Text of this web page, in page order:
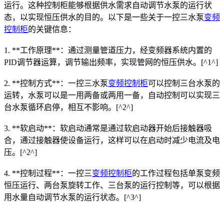
运行。这种控制柜能够根据供水需求自动调节水泵的运行状
态，以实现恒压供水的目的。以下是一些关于一控三水泵变频
控制柜的关键信息：
1. **工作原理**：通过测量管道压力，经变频器系统内置的
PID调节器运算，调节输出频率，实现管网的恒压供水。[^1^]
2. **控制方式**：一控三水泵变频控制柜可以控制三台水泵的
运转，水泵可以是一用两备或两用一备，自动控制可以实现三
台水泵循环启停，相互不影响。[^2^]
3. **软启动**：软启动通常是通过软启动器开始后接触器吸
合，通过接触器使设备运行，这样可以在启动时减少电流及电
压。[^2^]
4. **控制过程**：一控三变频控制柜的工作过程包括单泵变频
恒压运行、两台泵旋转工作、三台泵的运行控制等，可以根据
用水量自动调节水泵的运行状态。[^3^]